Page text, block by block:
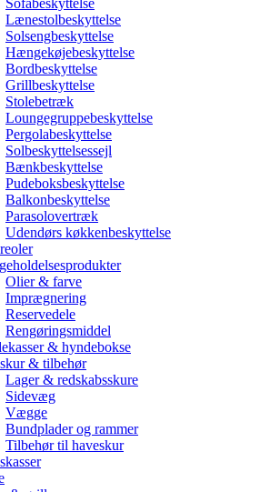
Sofabeskyttelse
Lænestolbeskyttelse
Solsengbeskyttelse
Hængekøjebeskyttelse
Bordbeskyttelse
Grillbeskyttelse
Stolebetræk
Loungegruppebeskyttelse
Pergolabeskyttelse
Solbeskyttelsessejl
Bænkbeskyttelse
Pudeboksbeskyttelse
Balkonbeskyttelse
Parasolovertræk
Udendørs køkkenbeskyttelse
Olier & farve
Imprægnering
Reservedele
Rengøringsmiddel
& hyndebokse
& tilbehør
Lager & redskabsskure
Sidevæg
Vægge
Bundplader og rammer
Tilbehør til haveskur